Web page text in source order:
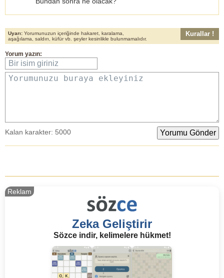
Uyarı: Yorumunuzun içeriğinde hakaret, karalama,
aşağılama, saldırı, küfür vb. şeyler kesinlikle bulunmamalıdır.
Kurallar !
Yorum yazın:
Bir isim giriniz
Yorumunuzu buraya ekleyiniz
Kalan karakter: 5000
Zeka Geliştirir
Sözce indir, kelimelere hükmet!
Reklam